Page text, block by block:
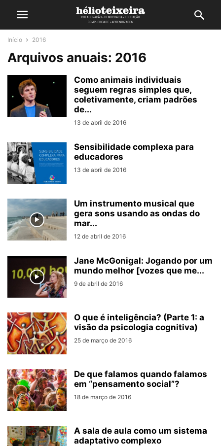
Início 2016
Arquivos anuais: 2016
Como animais individuais
seguem regras simples que,
coletivamente, criam padrões
de...
13 de abril de 2016
Sensibilidade complexa para
educadores
13 de abril de 2016
Um instrumento musical que
gera sons usando as ondas do
mar...
12 de abril de 2016
Jane McGonigal: Jogando por um
mundo melhor [vozes que me...
9 de abril de 2016
O que é inteligência? (Parte 1: a
visão da psicologia cognitiva)
25 de março de 2016
De que falamos quando falamos
em “pensamento social”?
18 de março de 2016
A sala de aula como um sistema
adaptativo complexo